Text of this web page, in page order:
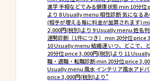
進学 手相などでみる健康状態 min 10分位
より 8 Usually menu 相性診断 気になるあ
(相手が増える毎に料金が加算されます)
2,000円(税別)より 9 Usually menu 姓名
運勢診断（1件につき） min 20分位 price
10 Usually menu 結婚運 いつ、どこで、
20分位 price 3,000円(税別)より 11
職・適職・転職診断 min 20分位 price
Usually menu 風水 インテリア風水アド
price 3,000円(税別)より"